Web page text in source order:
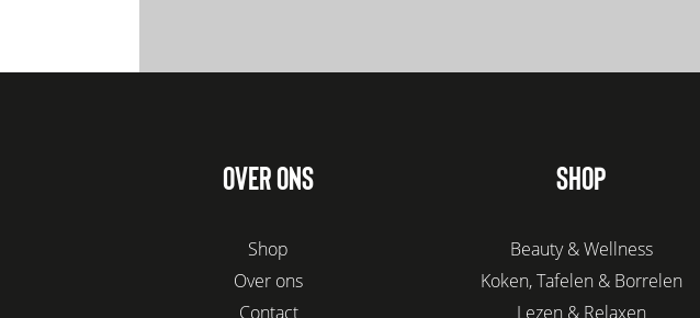
OVER ONS
Shop
Over ons
Contact
SHOP
Beauty & Wellness
Koken, Tafelen & Borrelen
Lezen & Relaxen